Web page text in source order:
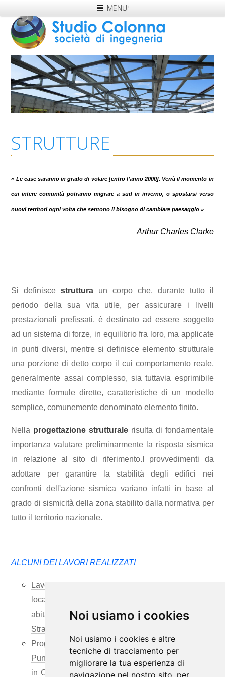
Noi usiamo i cookies
Noi usiamo i cookies e altre
tecniche di tracciamento per
migliorare la tua esperienza di
navigazione nel nostro sito, per
MENU'
STRUTTURE
« Le case saranno in grado di volare [entro l’anno 2000]. Verrà il momento in
cui intere comunità potranno migrare a sud in inverno, o spostarsi verso
nuovi territori ogni volta che sentono il bisogno di cambiare paesaggio »
Arthur Charles Clarke
Si definiscestruttura un corpo che, durante tutto il
periodo della sua vita utile, per assicurare i livelli
prestazionali prefissati, è destinato ad essere soggetto
ad un sistema di forze, in equilibrio fra loro, ma applicate
in punti diversi, mentre si definisce elemento strutturale
una porzione di detto corpo il cui comportamento reale,
generalmente assai complesso, sia tuttavia esprimibile
mediante formule dirette, caratteristiche di un modello
semplice, comunemente denominato elemento finito.
Nella progettazione strutturale risulta di fondamentale
importanza valutare preliminarmente la risposta sismica
in relazione al sito di riferimento.I provvedimenti da
adottare per garantire la stabilità degli edifici nei
confronti dell'azione sismica variano infatti in base al
grado di sismicità della zona stabilito dalla normativa per
tutto il territorio nazionale.
ALCUNI DEI LAVORI REALIZZATI
Lavoro urgenti di consolidamento del versante in
località Acquacalda a salvaguardia del centro
abitato e della viabilità esistente - Isola di Lipari- I°
Stralcio
Progetto per la realizzazione di un mini caseificio –
Punto vendita e di una stalla bovini - Mungitura, siti
in C.da Minissale – “Programma di sviluppo rurale